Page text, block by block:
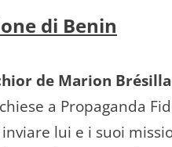
di Benin
de Marion
a Propaganda
inviare lui e i suoi